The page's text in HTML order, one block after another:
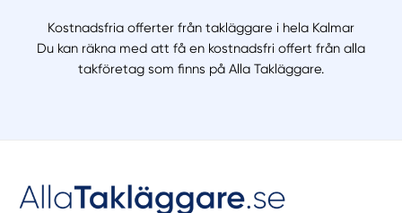
Kostnadsfria offerter från takläggare i hela Kalmar
Du kan räkna med att få en kostnadsfri offert från alla
takföretag som finns på Alla Takläggare.